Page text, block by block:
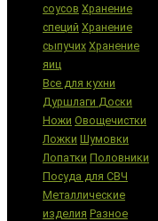
соусов Хранение
специй Хранение
сыпучих Хранение
яиц
Все для кухни
Дуршлаги Доски
Ножи Овощечистки
Ложки Шумовки
Лопатки Половники
Посуда для СВЧ
Металлические
изделия Разное